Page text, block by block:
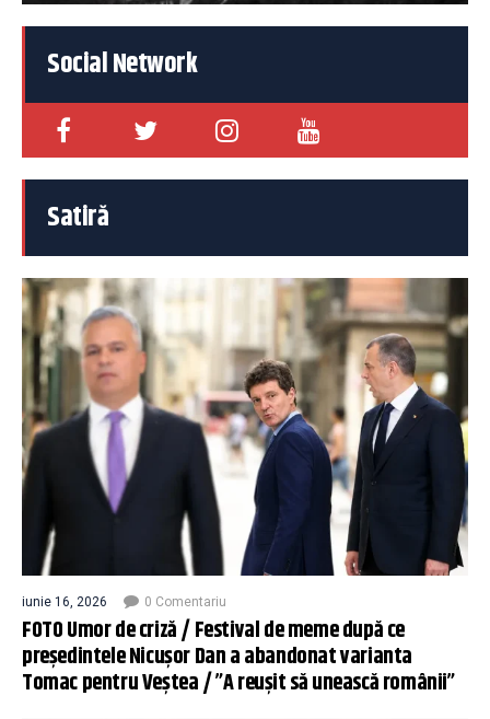
Social Network
Satiră
iunie 16, 2026 0 Comentariu
FOTO Umor de criză / Festival de meme după ce
președintele Nicușor Dan a abandonat varianta
Tomac pentru Veștea / ”A reușit să unească românii”